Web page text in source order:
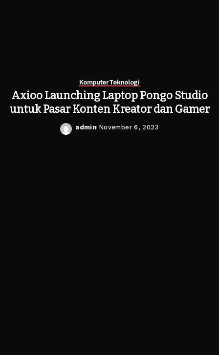
KomputerTeknologi
Axioo Launching Laptop Pongo Studio
untuk Pasar Konten Kreator dan Gamer
Posted
admin November 6, 2023